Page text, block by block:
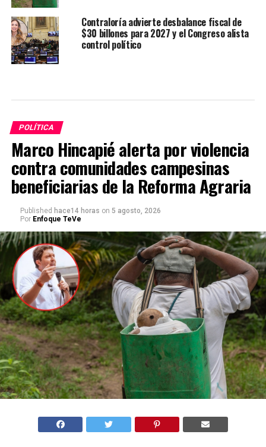
Contraloría advierte desbalance fiscal de
$30 billones para 2027 y el Congreso alista
control político
POLÍTICA
Marco Hincapié alerta por violencia
contra comunidades campesinas
beneficiarias de la Reforma Agraria
Published hace14 horas on 5 agosto, 2026
Por Enfoque TeVe